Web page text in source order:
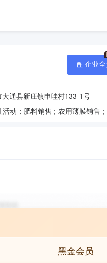
大通县新庄镇申哇村133-1号
企业全
黑金会员